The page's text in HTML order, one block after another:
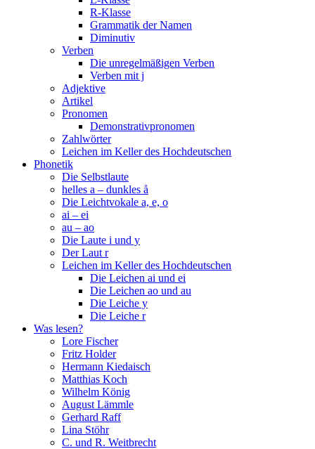
R-Klasse
Grammatik der Namen
Diminutiv
Verben
Die unregelmäßigen Verben
Verben mit j
Adjektive
Artikel
Pronomen
Demonstrativpronomen
Zahlwörter
Leichen im Keller des Hochdeutschen
Phonetik
Die Selbstlaute
helles a – dunkles å
Die Leichtvokale a, e, o
ai – ei
au – ao
Die Laute i und y
Der Laut r
Leichen im Keller des Hochdeutschen
Die Leichen ai und ei
Die Leichen ao und au
Die Leiche y
Die Leiche r
Was lesen?
Lore Fischer
Fritz Holder
Hermann Kiedaisch
Matthias Koch
Wilhelm König
August Lämmle
Gerhard Raff
Lina Stöhr
C. und R. Weitbrecht